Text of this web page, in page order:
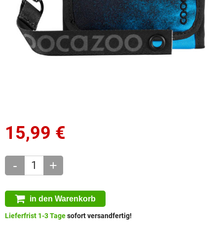
15,99 €
- +
in den Warenkorb
Lieferfrist 1-3 Tagesofort versandfertig!